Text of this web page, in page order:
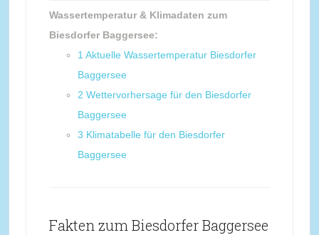
Wassertemperatur & Klimadaten zum
Biesdorfer Baggersee:
1 Aktuelle Wassertemperatur Biesdorfer
Baggersee
2 Wettervorhersage für den Biesdorfer
Baggersee
3 Klimatabelle für den Biesdorfer
Baggersee
Fakten zum Biesdorfer Baggersee